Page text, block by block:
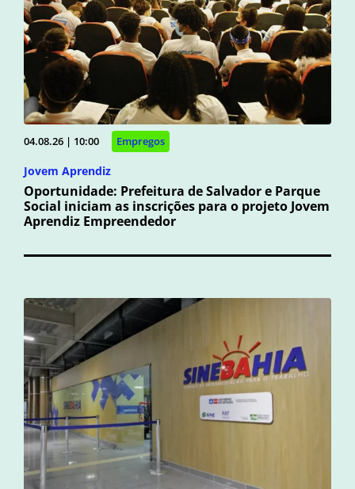
04.08.26 | 10:00 Empregos
Jovem Aprendiz
Oportunidade: Prefeitura de Salvador e Parque
Social iniciam as inscrições para o projeto Jovem
Aprendiz Empreendedor